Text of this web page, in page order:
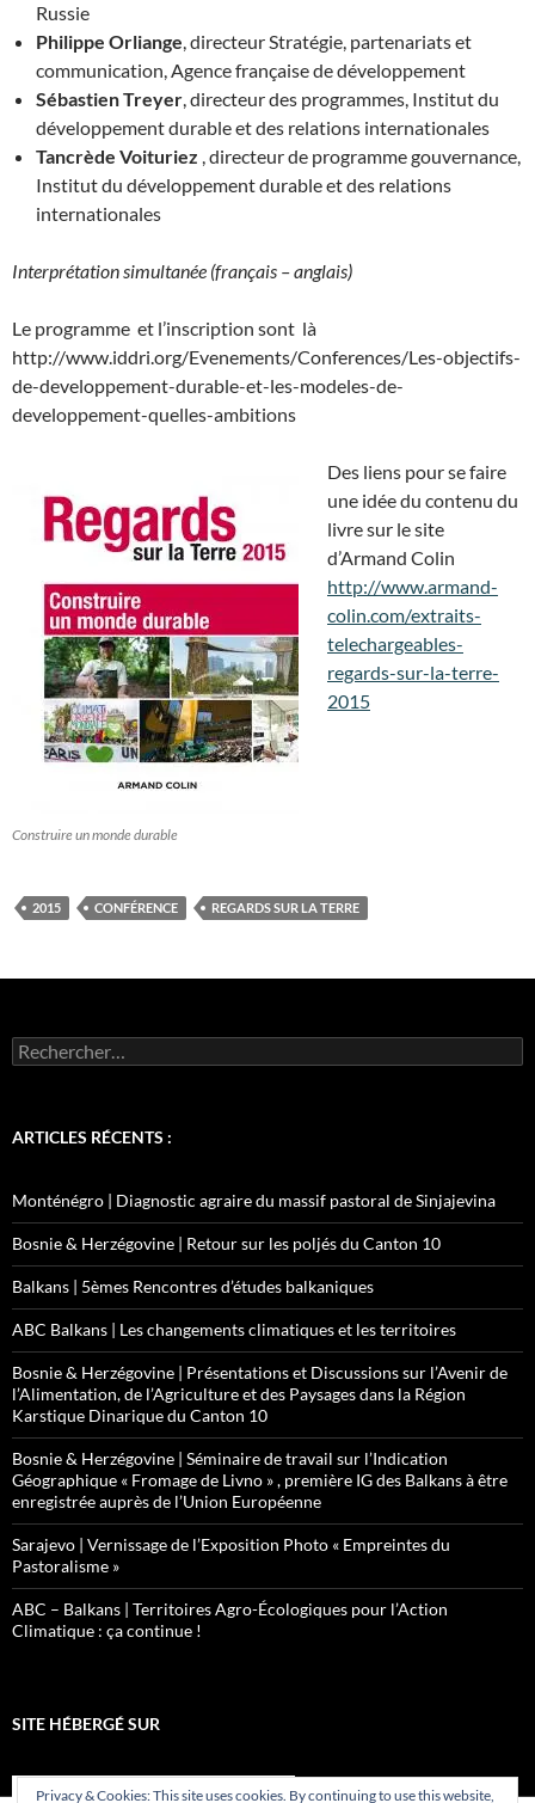
Russie
Philippe Orliange, directeur Stratégie, partenariats et
communication, Agence française de développement
SébastienTreyer, directeur des programmes, Institut du
développement durable et des relations internationales
Tancrède Voituriez , directeur de programme gouvernance,
Institut du développement durable et des relations
internationales
Interprétation simultanée (français – anglais)
Le programme et l’inscription sont là
http://www.iddri.org/Evenements/Conferences/Les-objectifs-
de-developpement-durable-et-les-modeles-de-
developpement-quelles-ambitions
Construire un monde durable
Des liens pour se faire
une idée du contenu du
livre sur le site
d’Armand Colin
http://www.armand-
colin.com/extraits-
telechargeables-
regards-sur-la-terre-
2015
2015 CONFÉRENCE REGARDS SUR LA TERRE
Rechercher :
ARTICLES RÉCENTS :
Monténégro | Diagnostic agraire du massif pastoral de Sinjajevina
Bosnie & Herzégovine | Retour sur les poljés du Canton 10
Balkans | 5èmes Rencontres d’études balkaniques
ABC Balkans | Les changements climatiques et les territoires
Bosnie & Herzégovine | Présentations et Discussions sur l’Avenir de
l’Alimentation, de l’Agriculture et des Paysages dans la Région
Karstique Dinarique du Canton 10
Bosnie & Herzégovine | Séminaire de travail sur l’Indication
Géographique « Fromage de Livno » , première IG des Balkans à être
enregistrée auprès de l’Union Européenne
Sarajevo | Vernissage de l’Exposition Photo « Empreintes du
Pastoralisme »
ABC – Balkans | Territoires Agro-Écologiques pour l’Action
Climatique : ça continue !
SITE HÉBERGÉ SUR
Privacy & Cookies: This site uses cookies. By continuing to use this website,